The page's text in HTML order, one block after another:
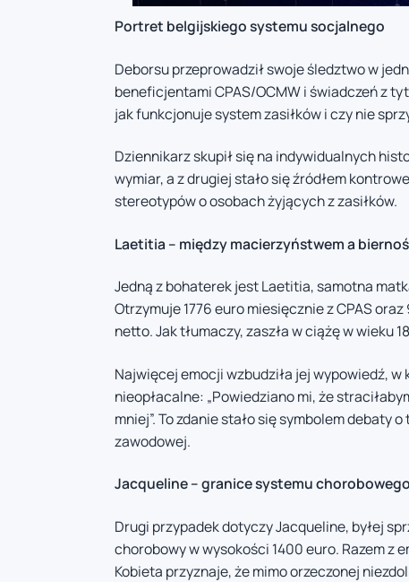
Portret belgijskiego systemu socjalnego
Deborsu przeprowadził swoje śledztwo w
beneficjentami CPAS/OCMW i świadczeń z
jak funkcjonuje system zasiłków i czy nie
Dziennikarz skupił się na indywidualnych
wymiar, a z drugiej stało się źródłem
stereotypów o osobach żyjących z zasiłków.
Laetitia – między macierzyństwem a
Jedną z bohaterek jest Laetitia, samotna
Otrzymuje 1776 euro miesięcznie z CPAS
netto. Jak tłumaczy, zaszła w ciążę w wieku
Najwięcej emocji wzbudziła jej wypowiedź,
nieopłacalne: „Powiedziano mi, że
mniej”. To zdanie stało się symbolem
zawodowej.
Jacqueline – granice systemu chorobowego
Drugi przypadek dotyczy Jacqueline, byłej
chorobowy w wysokości 1400 euro. Razem z
Kobieta przyznaje, że mimo orzeczonej